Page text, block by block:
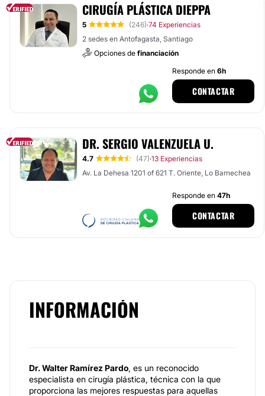
CIRUGÍA PLÁSTICA DIEPPA
5 (246)·74 Experiencias
2 sedes en Antofagasta, Santiago
Opciones de financiación
Responde en 6h
CONTACTAR
DR. SERGIO VALENZUELA U.
4.7 (47)·13 Experiencias
Av. La Dehesa 1201 of 621 T. Oriente, Lo Barnechea
Responde en 47h
CONTACTAR
INFORMACIÓN
Dr. Walter Ramírez Pardo, es un reconocido
especialista en cirugía plástica, técnica con la que
proporciona las mejores respuestas para aquellas